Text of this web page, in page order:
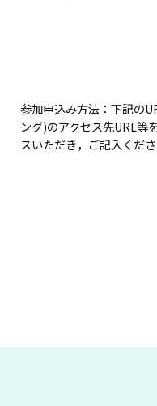
参加申込み方法：下記の
ング)のアクセス先URL等
スいただき，ご記入くださ